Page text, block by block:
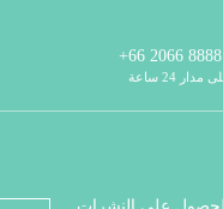
24 ساعة